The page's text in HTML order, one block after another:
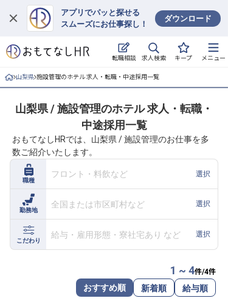
アプリでパッと探せる
スムーズにお仕事探し！
ダウンロード
転職相談 求人検索 キープ メニュー
ログイン
求人・施設を探す
就職・転職 合同説明会
おもてなしHRについて
ご利用の流れ
よくある質問
ホテル・宿泊業界情報コラム
転職サポートに申し込む
山梨県 施設管理のホテル 求人・転職・中途採用一覧
山梨県 / 施設管理のホテル 求人・転職・
中途採用一覧
おもてなしHRでは、山梨県 / 施設管理のお仕事を多
数ご紹介いたします。
職種
フロント・料飲など 選択
勤務地
全国または市区町村など 選択
こだわり
給与・雇用形態・寮社宅あり など 選択
1 ~ 4件/4件
おすすめ順 新着順 給与順